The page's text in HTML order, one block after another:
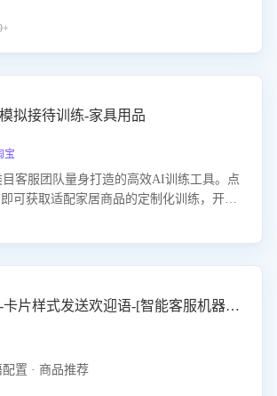
拟接待训练-家具用品
客服团队量身打造的高效AI训练工具。点
可获取适配家居商品的定制化训练，开启
等高频场景下的专业应对能力。
京东-卡片样式发送欢迎语-[智能客服机器人]
置 · 商品推荐